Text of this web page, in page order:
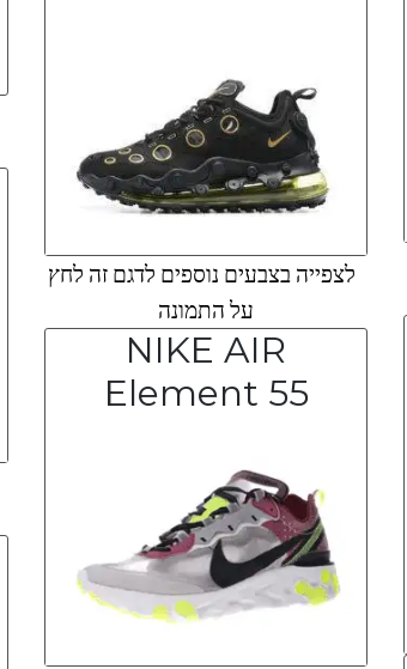
לצפייה בצבעים נוספים לדגם זה לחץ
על התמונה
NIKE AIR
Element 55